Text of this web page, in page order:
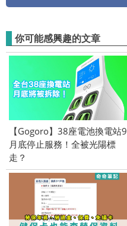
你可能感興趣的文章
【Gogoro】38座電池換電站9
月底停止服務！全被光陽標
走？